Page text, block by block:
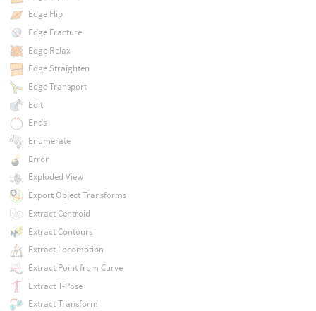
Edge Flip
Edge Fracture
Edge Relax
Edge Straighten
Edge Transport
Edit
Ends
Enumerate
Error
Exploded View
Export Object Transforms
Extract Centroid
Extract Contours
Extract Locomotion
Extract Point from Curve
Extract T-Pose
Extract Transform